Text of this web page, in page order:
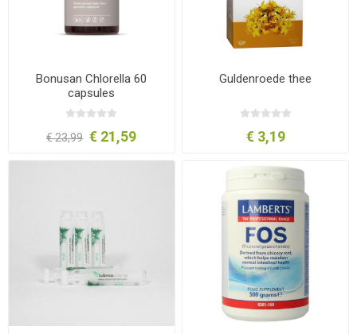
Bonusan Chlorella 60
capsules
€ 23,99 € 21,59
Guldenroede thee
€ 3,19